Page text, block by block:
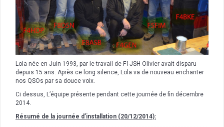
Lola née en Juin 1993, par le travail de F1JSH Olivier avait disparu
depuis 15 ans. Après ce long silence, Lola va de nouveau enchanter
nos QSOs par sa douce voix.
Ci dessus, L’équipe présente pendant cette journée de fin décembre
2014.
Résumé de la journée d’installation (20/12/2014):